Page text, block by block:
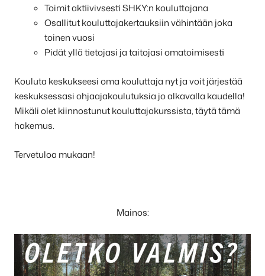
Toimit aktiivivsesti SHKY:n kouluttajana
Osallitut kouluttajakertauksiin vähintään joka
toinen vuosi
Pidät yllä tietojasi ja taitojasi omatoimisesti
Kouluta keskukseesi oma kouluttaja nyt ja voit järjestää
keskuksessasi ohjaajakoulutuksia jo alkavalla kaudella!
Mikäli olet kiinnostunut kouluttajakurssista, täytä tämä
hakemus.
Tervetuloa mukaan!
Mainos: